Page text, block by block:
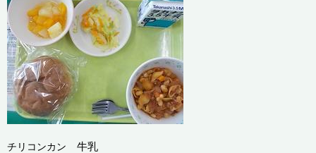
チリコンカン 牛乳